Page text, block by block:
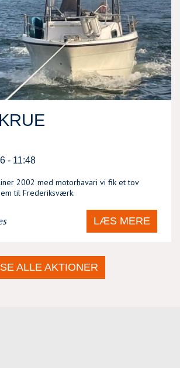
- 11:48
2002 med motorhavari vi fik et tov
til Frederiksværk.
LÆS MERE
SE ALLE AKTIONER